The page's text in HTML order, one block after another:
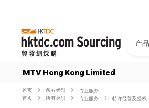
产品
MTV Hong Kong Limited
首页 所有类別
专业服务
首页
所有类別 专业服务 特许经营及授权